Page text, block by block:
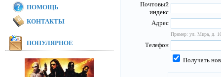
Почтовый
индекс
Адрес
Пример: ул. Мира, д.
Телефон
Получать
ПОМОЩЬ
КОНТАКТЫ
ПОПУЛЯРНОЕ